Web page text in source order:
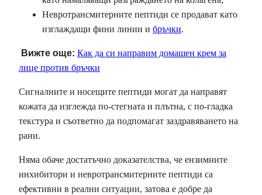
Невротрансмитерните пептиди се продават като
изглаждащи фини линии и бръчки.
Вижте още: Как да си направим домашен крем за
лице против бръчки
Сигналните и носещите пептиди могат да направят
кожата да изглежда по-стегната и плътна, с по-гладка
текстура и съответно да подпомагат заздравяването на
рани.
Няма обаче достатъчно доказателства, че ензимните
инхибитори и невротрансмитерните пептиди са
ефективни в реални ситуации, затова е добре да